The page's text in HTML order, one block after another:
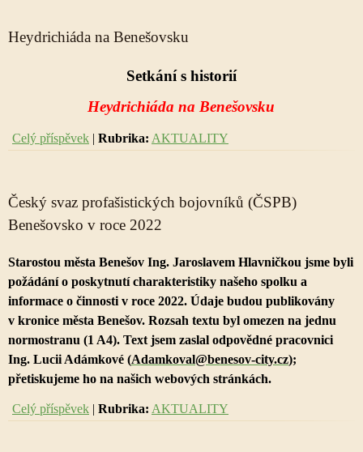
Heydrichiáda na Benešovsku
Setkání s historií
Heydrichiáda na Benešovsku
Celý příspěvek | Rubrika: AKTUALITY
Český svaz profašistických bojovníků (ČSPB)
Benešovsko v roce 2022
Starostou města Benešov Ing. Jaroslavem Hlavničkou jsme byli
požádání o poskytnutí charakteristiky našeho spolku a
informace o činnosti v roce 2022. Údaje budou publikovány
v kronice města Benešov. Rozsah textu byl omezen na jednu
normostranu (1 A4). Text jsem zaslal odpovědné pracovnici
Ing. Lucii Adámkové (Adamkoval@benesov-city.cz);
přetiskujeme ho na našich webových stránkách.
Celý příspěvek | Rubrika: AKTUALITY